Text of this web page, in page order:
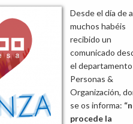
Desde el día de
muchos habéis
recibido un
comunicado
el departamento
Personas &
Organización,
se os informa:
procede la